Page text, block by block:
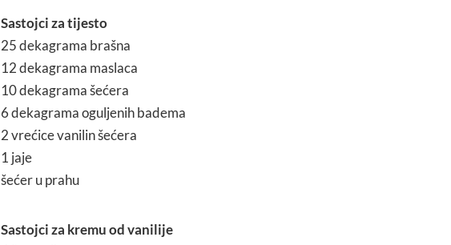
Sastojci za tijesto
25 dekagrama brašna
12 dekagrama maslaca
10 dekagrama šećera
6 dekagrama oguljenih badema
2 vrećice vanilin šećera
1 jaje
šećer u prahu
Sastojci za kremu od vanilije